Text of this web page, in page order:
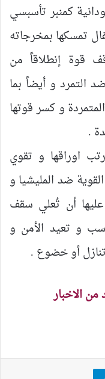
كمنبر تأسبسي
تمسكها بمخرجاته
قوة إنطلاقاً من
التمرد و أيضاً بما
و كسر قوتها
.
اوراقها و تقوي
ضد المليشيا و
أن تُعلي سقف
و تعيد الأمن و
أو خضوع .
من الاخبار
تيلقرام